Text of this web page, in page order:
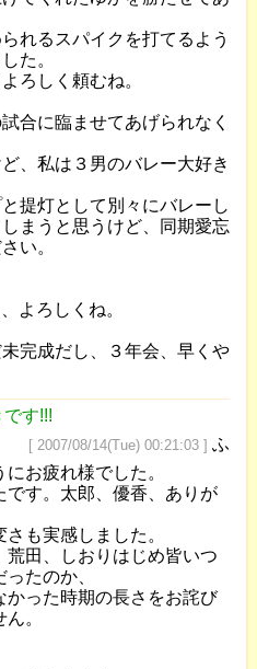
れるスパイクを打てるよう
た。
ろしく頼むね。
合に臨ませてあげられなく
、私は３男のバレー大好き
提灯として別々にバレーし
まうと思うけど、同期愛忘
い。
よろしくね。
完成だし、３年会、早くや
す!!!
[ 2007/08/14(Tue) 00:21:03 ] ふ
お疲れ様でした。
です。太郎、優香、ありが
も実感しました。
荒田、しおりはじめ皆いつ
たのか、
かった時期の長さをお詫び
。